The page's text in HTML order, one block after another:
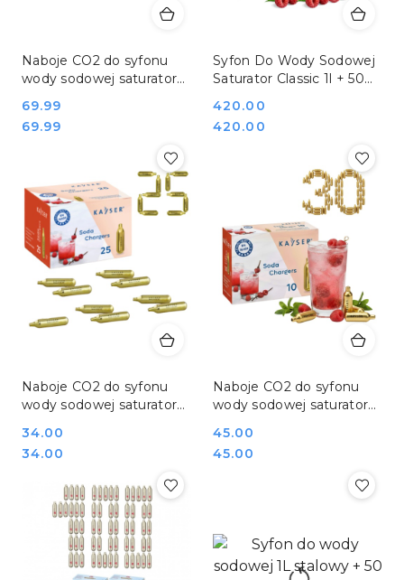
Naboje CO2 do syfonu
wody sodowej saturatora
1101_5
Cena:
69.99
Cena:
69.99
Syfon Do Wody Sodowej
Saturator Classic 1l + 50
500505_50_23
Cena:
420.00
Cena:
420.00
Naboje CO2 do syfonu
wody sodowej saturatora
Cena:
34.00
Cena:
34.00
Naboje CO2 do syfonu
wody sodowej saturatora
Cena:
45.00
Cena:
45.00